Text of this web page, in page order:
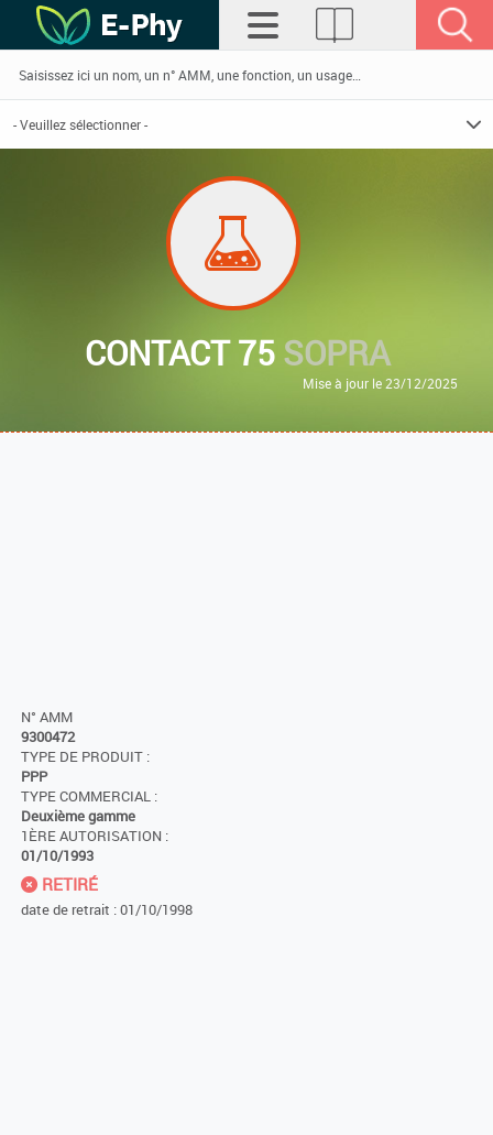
CONTACT 75SOPRA
Mise à jour le 23/12/2025
N° AMM
9300472
TYPE DE PRODUIT :
PPP
TYPE COMMERCIAL :
Deuxième gamme
1ÈRE AUTORISATION :
01/10/1993
RETIRÉ
date de retrait : 01/10/1998